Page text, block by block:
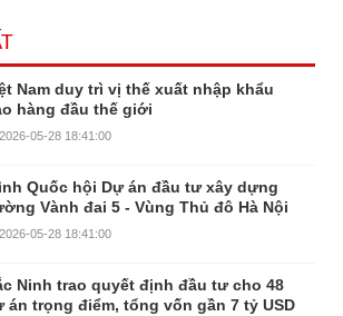
Nam duy trì vị thế xuất nhập khẩu
hàng đầu thế giới
2026-05-28 18:41:00
Quốc hội Dự án đầu tư xây dựng
Vành đai 5 - Vùng Thủ đô Hà Nội
2026-05-28 18:41:00
Ninh trao quyết định đầu tư cho 48
án trọng điểm, tổng vốn gần 7 tỷ USD